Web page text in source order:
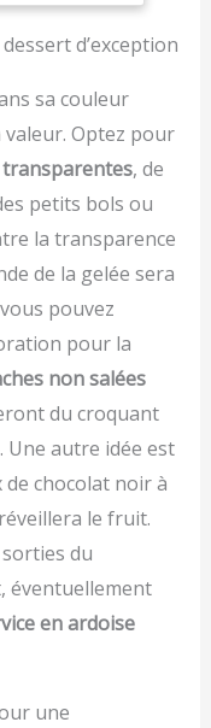
etc
Elle
plage de
que la
faible. Auto-
3 minutes
prolonger
vie de la pile.
à 2 piles
undsüben
zu
à
occasions
fêtes, les
les
et vous
une
gustative de
événements
culinaire :
servir une
ou
lors de
ou fêtes
à partir de
qualité, ces
solides et
réutilisées à
des déchets :
des
à réduire
de déchets
d’exception
sa couleur
Optez pour
, de
petits bols ou
la transparence
de la gelée sera
pouvez
pour la
non salées
du croquant
autre idée est
de chocolat noir à
le fruit.
du
éventuellement
en ardoise
une